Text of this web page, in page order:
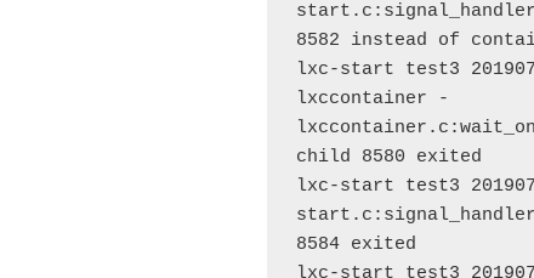
8582 instead of
lxc-start test3
lxccontainer -
child 8580 exited
lxc-start test3
8584 exited
lxc-start test3